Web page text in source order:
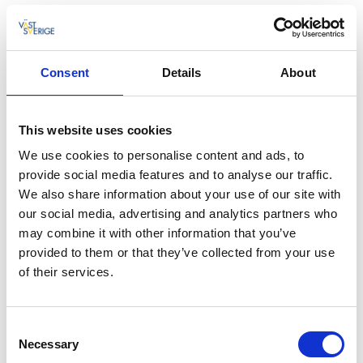
Consent Details About
This website uses cookies
We use cookies to personalise content and ads, to
provide social media features and to analyse our traffic.
We also share information about your use of our site with
our social media, advertising and analytics partners who
may combine it with other information that you’ve
provided to them or that they’ve collected from your use
of their services.
Selection
Necessary